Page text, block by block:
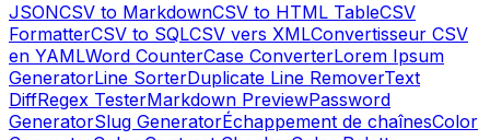
JSONCSV to MarkdownCSV to HTML TableCSV
FormatterCSV to SQLCSV vers XMLConvertisseur CSV
en YAMLWord CounterCase ConverterLorem Ipsum
GeneratorLine SorterDuplicate Line RemoverText
DiffRegex TesterMarkdown PreviewPassword
GeneratorSlug GeneratorÉchappement de chaînesColor